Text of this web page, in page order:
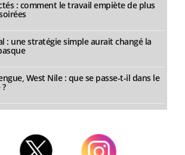
: comment le travail empiète de plus
: une stratégie simple aurait changé la
West Nile : que se passe-t-il dans le